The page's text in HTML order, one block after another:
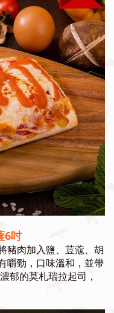
6吋
豬肉加入鹽、荳蔻、胡
嚼勁，口味溫和，並帶
郁的莫札瑞拉起司，